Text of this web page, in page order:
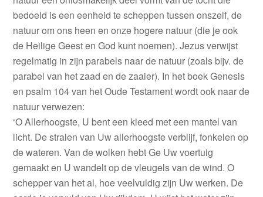
bedoeld is een eenheid te scheppen tussen onszelf, de
natuur om ons heen en onze hogere natuur (die je ook
de Heilige Geest en God kunt noemen). Jezus verwijst
regelmatig in zijn parabels naar de natuur (zoals bijv. de
parabel van het zaad en de zaaier). In het boek Genesis
en psalm 104 van het Oude Testament wordt ook naar de
natuur verwezen:
‘O Allerhoogste, U bent een kleed met een mantel van
licht. De stralen van Uw allerhoogste verblijf, fonkelen op
de wateren. Van de wolken hebt Ge Uw voertuig
gemaakt en U wandelt op de vleugels van de wind. O
schepper van het al, hoe veelvuldig zijn Uw werken. De